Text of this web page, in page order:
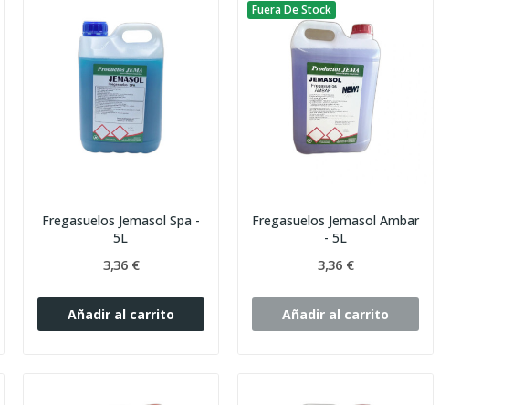
Fregasuelos Jemasol Spa -
5L
3,36 €
Añadir al carrito
Fuera De Stock
Fregasuelos Jemasol Ambar
- 5L
3,36 €
Añadir al carrito